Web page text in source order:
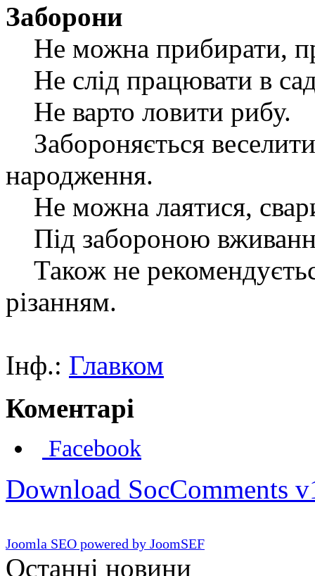
Заборони
Не можна прибирати,
Не слід працювати в
Не варто ловити рибу.
Забороняється
народження.
Не можна лаятися,
Під забороною
Також не
різанням.
Інф.: Главком
Коментарі
Facebook
Download SocComments
Joomla SEO powered by JoomSEF
Останні новини